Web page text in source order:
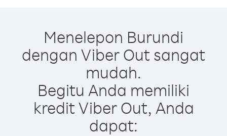
Menelepon Burundi
dengan Viber Out sangat
mudah.
Begitu Anda memiliki
kredit Viber Out, Anda
dapat: